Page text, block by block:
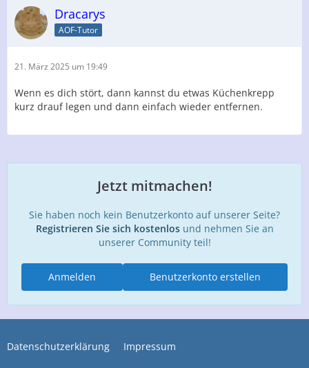
Dracarys
AOF-Tutor
21. März 2025 um 19:49
Wenn es dich stört, dann kannst du etwas Küchenkrepp
kurz drauf legen und dann einfach wieder entfernen.
Jetzt mitmachen!
Sie haben noch kein Benutzerkonto auf unserer Seite?
Registrieren Sie sich kostenlosund nehmen Sie an
unserer Community teil!
Benutzerkonto erstellen
Anmelden
Datenschutzerklärung Impressum